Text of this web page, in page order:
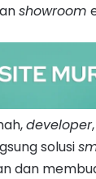
showroom
developer
solusi
dan